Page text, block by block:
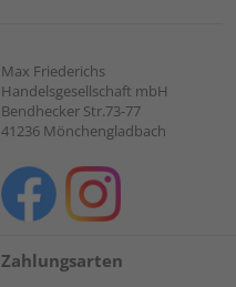
Max Friederichs
Handelsgesellschaft mbH
Bendhecker Str.73-77
41236 Mönchengladbach
Zahlungsarten